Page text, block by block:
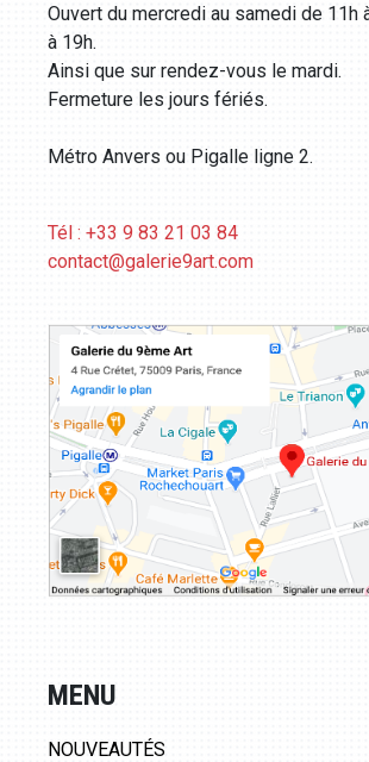
Ouvert du mercredi au samedi de 11h
à 19h.
Ainsi que sur rendez-vous le mardi.
Fermeture les jours fériés.
Métro Anvers ou Pigalle ligne 2.
Tél : +33 9 83 21 03 84
contact@galerie9art.com
MENU
NOUVEAUTÉS